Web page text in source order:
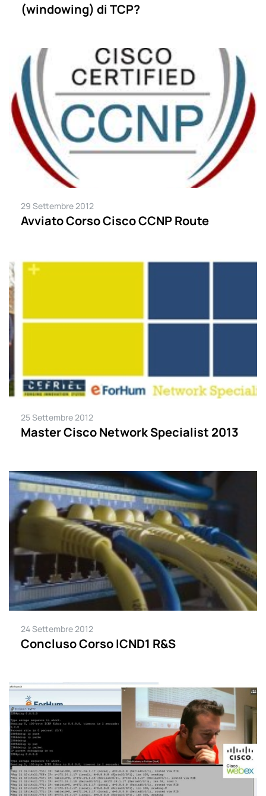
(windowing) di TCP?
29 Settembre 2012
Avviato Corso Cisco CCNP Route
25 Settembre 2012
Master Cisco Network Specialist 2013
24 Settembre 2012
Concluso Corso ICND1 R&S